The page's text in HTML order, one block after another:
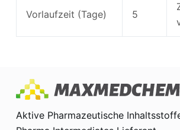
Vorlaufzeit (Tage) 5
Aktive Pharmazeutische